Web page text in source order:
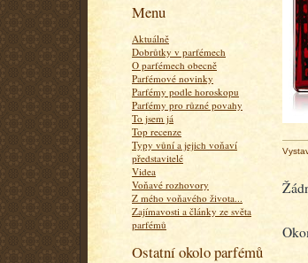
Menu
Aktuálně
Dobrůtky v parfémech
O parfémech obecně
Parfémové novinky
Parfémy podle horoskopu
Parfémy pro různé povahy
To jsem já
Top recenze
Typy vůní a jejich voňaví
představitelé
Videa
Voňavé rozhovory
Z mého voňavého života...
Zajímavosti a články ze světa
parfémů
Ostatní okolo parfémů